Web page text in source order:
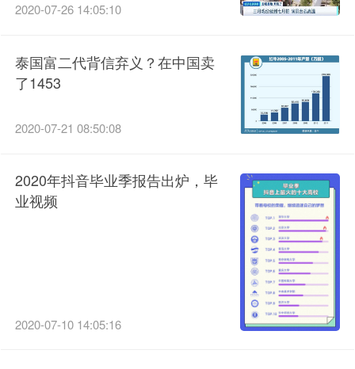
2020-07-26 14:05:10
泰国富二代背信弃义？在中国卖
了1453
2020-07-21 08:50:08
2020年抖音毕业季报告出炉，毕
业视频
2020-07-10 14:05:16